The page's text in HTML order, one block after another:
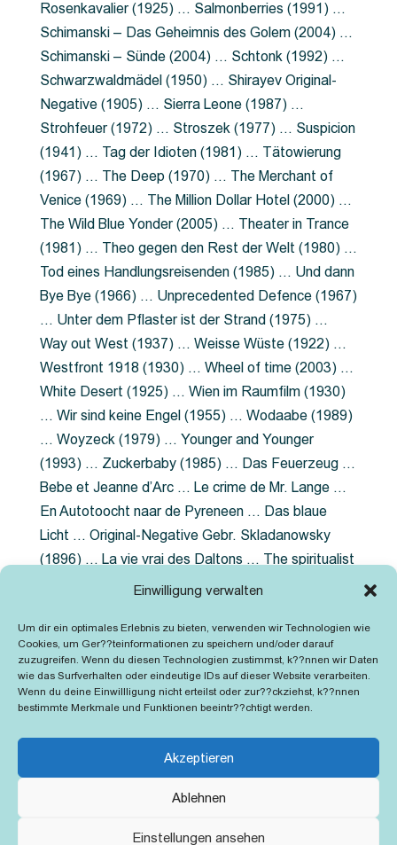
Einwilligung verwalten
Um dir ein optimales Erlebnis zu bieten, verwenden wir Technologien wie
Cookies, um Ger??teinformationen zu speichern und/oder darauf
zuzugreifen. Wenn du diesen Technologien zustimmst, k??nnen wir Daten
wie das Surfverhalten oder eindeutige IDs auf dieser Website verarbeiten.
Wenn du deine Einwillligung nicht erteilst oder zur??ckziehst, k??nnen
bestimmte Merkmale und Funktionen beeintr??chtigt werden.
Akzeptieren
Ablehnen
Einstellungen ansehen
Rosenkavalier (1925) … Salmonberries (1991) …
Schimanski – Das Geheimnis des Golem (2004) …
Schimanski – Sünde (2004) … Schtonk (1992) …
Schwarzwaldmädel (1950) … Shirayev Original-
Negative (1905) … Sierra Leone (1987) …
Strohfeuer (1972) … Stroszek (1977) … Suspicion
(1941) … Tag der Idioten (1981) … Tätowierung
(1967) … The Deep (1970) … The Merchant of
Venice (1969) … The Million Dollar Hotel (2000) …
The Wild Blue Yonder (2005) … Theater in Trance
(1981) … Theo gegen den Rest der Welt (1980) …
Tod eines Handlungsreisenden (1985) … Und dann
Bye Bye (1966) … Unprecedented Defence (1967)
… Unter dem Pflaster ist der Strand (1975) …
Way out West (1937) … Weisse Wüste (1922) …
Westfront 1918 (1930) … Wheel of time (2003) …
White Desert (1925) … Wien im Raumfilm (1930)
… Wir sind keine Engel (1955) … Wodaabe (1989)
… Woyzeck (1979) … Younger and Younger
(1993) … Zuckerbaby (1985) … Das Feuerzeug …
Bebe et Jeanne d’Arc … Le crime de Mr. Lange …
En Autotoocht naar de Pyreneen … Das blaue
Licht … Original-Negative Gebr. Skladanowsky
(1896) … La vie vrai des Daltons … The spiritualist
photographer … Feuer im Fjord … The Song of the
Grubenlampe … Tolstoy … Grün ist die Heide …
Lady Hamilton … Mütter verzaget nicht …
Ruttmann Werbefilme